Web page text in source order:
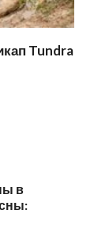
Tundra
в